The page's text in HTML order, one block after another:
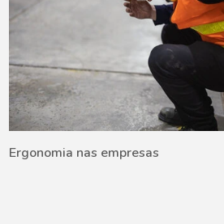
Ergonomia nas empresas